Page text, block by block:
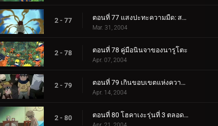
2 - 77 ตอนที่ 77 แสงปะทะความมืด: สองหน้าของกาอาระ
Mar. 31, 2004
2 - 78 ตอนที่ 78 คู่มือนินจาของนารูโตะ
Apr. 07, 2004
2 - 79 ตอนที่ 79 เกินขอบเขตแห่งความมืดและแสงสว่าง
Apr. 14, 2004
2 - 80 ตอนที่ 80 โฮคาเงะรุ่นที่ 3 ตลอดกาล...